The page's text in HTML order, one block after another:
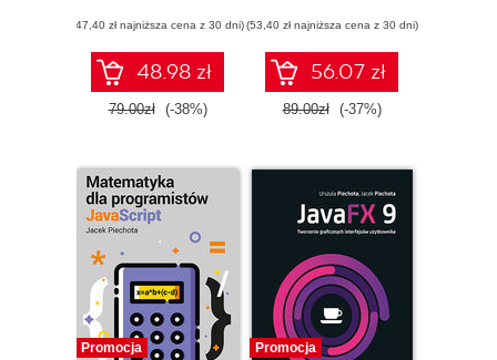
(47,40 zł najniższa cena z 30 dni)
48.98 zł
79.00zł (-38%)
(53,40 zł najniższa cena z 30 dni)
56.07 zł
89.00zł (-37%)
Promocja Promocja